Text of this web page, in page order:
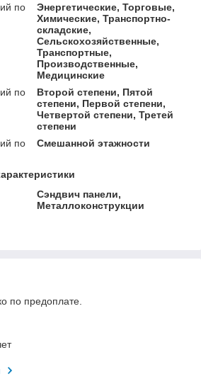
по
Энергетические, Торговые,
Химические, Транспортно-
складские,
Сельскохозяйственные,
Транспортные,
Производственные,
Медицинские
по
Второй степени, Пятой
степени, Первой степени,
Четвертой степени, Третей
степени
по
Смешанной этажности
Сэндвич панели,
Металлоконструкции
по предоплате.